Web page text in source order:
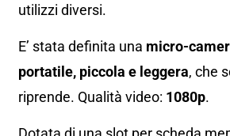
utilizzi diversi.
E’ stata definita una micro-
portatile, piccola e leggera, che
riprende. Qualità video: 1080p.